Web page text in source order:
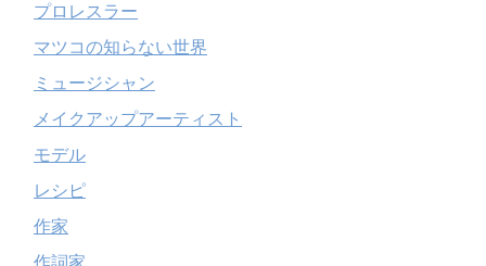
プロレスラー
マツコの知らない世界
ミュージシャン
メイクアップアーティスト
モデル
レシピ
作家
作詞家